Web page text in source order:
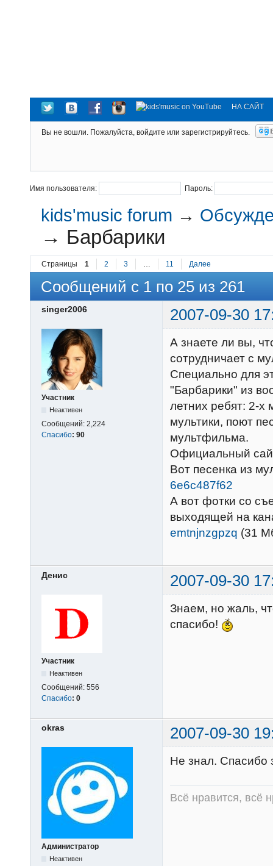
НА САЙТ
Вы не вошли. Пожалуйста, войдите или зарегистрируйтесь.
Имя пользователя: Пароль:
kids'music forum →
→ Барбарики
Страницы 1 2 3 … 11 Далее
Сообщений с 1 по 25 из 261
singer2006 2007-09-30
Участник
Неактивен
Сообщений: 2,224
Спасибо: 90
А знаете ли вы,
сотрудничает с
Специально для
"Барбарики" из
летних ребят: 2-х
мультики, поют
мультфильма.
Официальный
Вот песенка из
6e6c487f62
А вот фотки со
выходящей на
emtnjnzgpzq (31
Денис 2007-09-30
Участник
Неактивен
Сообщений: 556
Спасибо: 0
Знаем, но жаль,
спасибо!
okras 2007-09-30
Администратор
Неактивен
Не знал. Спасибо
Всё нравится, всё